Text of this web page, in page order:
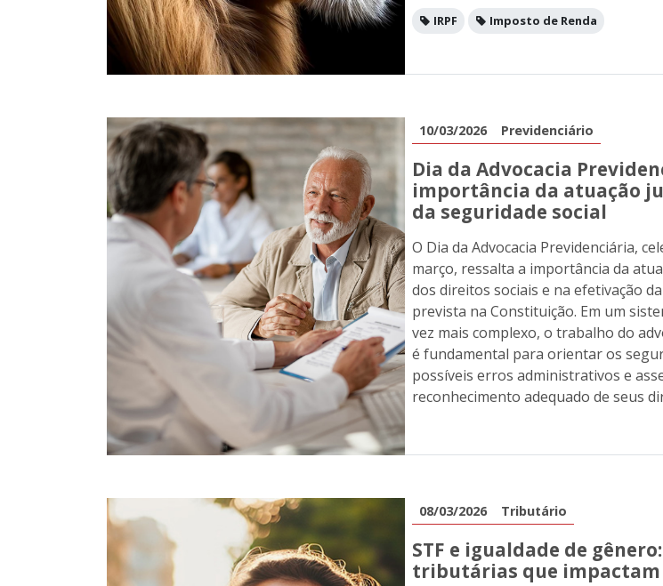
IRPF Imposto de Renda
10/03/2026 Previdenciário
Dia da Advocacia
importância da atuação
da seguridade social
O Dia da Advocacia Previdenciária,
março, ressalta a importância da
dos direitos sociais e na efetivação
prevista na Constituição. Em um
vez mais complexo, o trabalho do
é fundamental para orientar os
possíveis erros administrativos e
reconhecimento adequado de seus
08/03/2026 Tributário
STF e igualdade de
tributárias que impactam